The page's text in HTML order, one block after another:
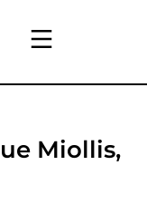
Miollis,